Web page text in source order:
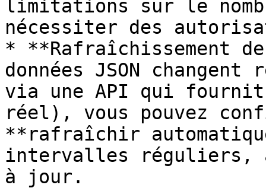
limitations sur le
nécessiter des
* **Rafraîchissement
données JSON
via une API qui fournit
réel), vous pouvez
**rafraîchir
intervalles réguliers,
à jour.